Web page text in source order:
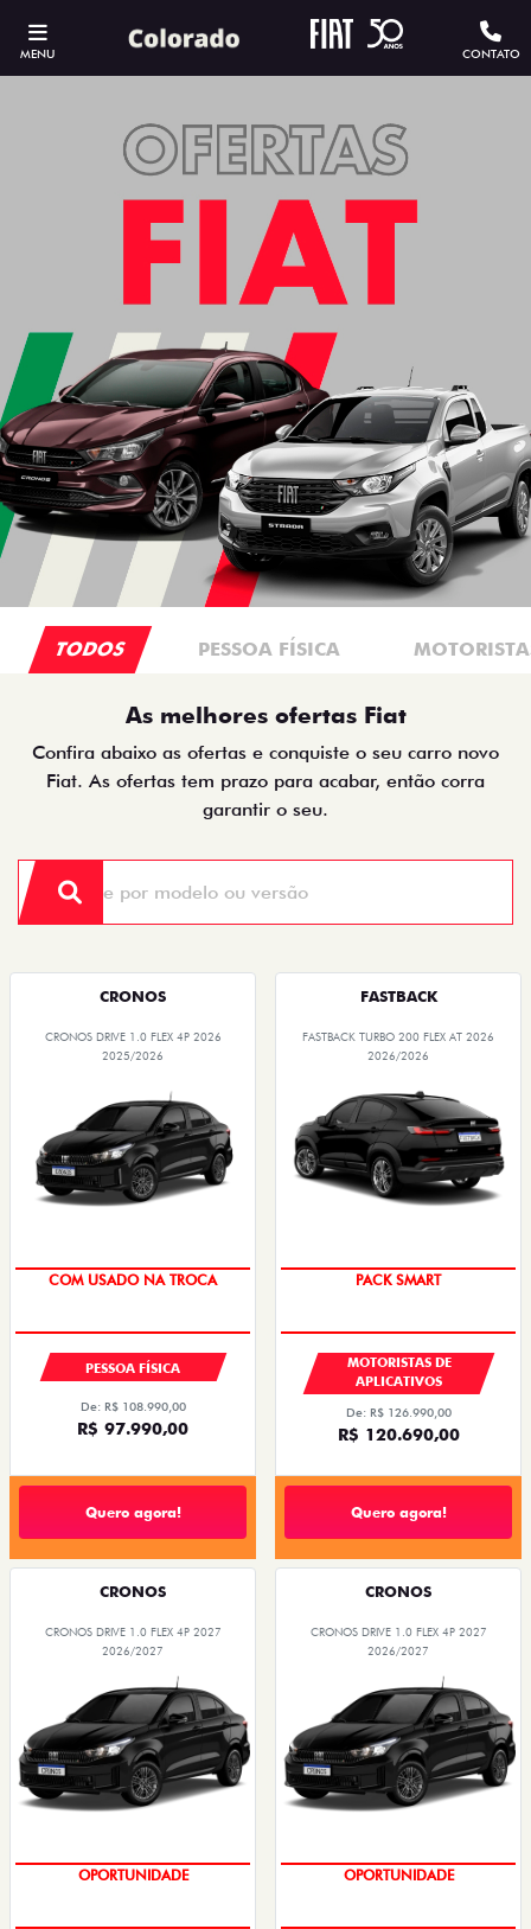
MENU CONTATO
TODOS PESSOA FÍSICA
As melhores ofertas Fiat
Confira abaixo as ofertas e conquiste o seu carro novo
Fiat. As ofertas tem prazo para acabar, então corra
garantir o seu.
CRONOS
CRONOS DRIVE 1.0 FLEX 4P 2026
2025/2026
COM USADO NA TROCA
PESSOA FÍSICA
De: R$ 108.990,00
R$ 97.990,00
Quero agora!
FASTBACK
FASTBACK TURBO 200 FLEX AT 2026
2026/2026
PACK SMART
MOTORISTAS DE
APLICATIVOS
De: R$ 126.990,00
R$ 120.690,00
Quero agora!
CRONOS
CRONOS DRIVE 1.0 FLEX 4P 2027
2026/2027
OPORTUNIDADE
CRONOS
CRONOS DRIVE 1.0 FLEX 4P 2027
2026/2027
OPORTUNIDADE